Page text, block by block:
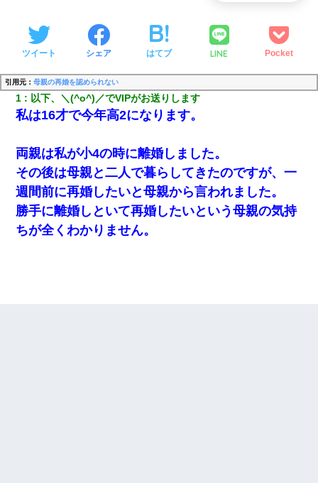
ツイート シェア はてブ LINE Pocket
引用元： 母親の再婚を認められない
1 以下、＼(^o^)／でVIPがお送りします
私は16才で今年高2になります。
両親は私が小4の時に離婚しました。
その後は母親と二人で暮らしてきたのですが、一
週間前に再婚したいと母親から言われました。
勝手に離婚しといて再婚したいという母親の気持
ちが全くわかりません。